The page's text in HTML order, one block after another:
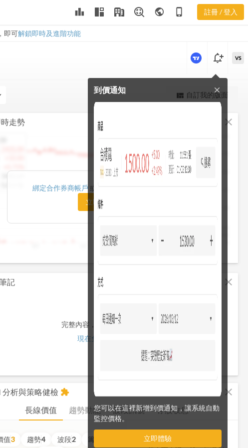
leaderboard public phone_iphone 註冊 / 登入
即可解鎖即時及進階功能
2376
更強大的進階價量圖表
notification_add
到價通知
您可以在這裡新增到價通知，讓系統自動
監控價格。
立即體驗
close
VS
view_quilt 自訂我的版面
走勢 close
13
1420.00
13:30
綁定合作券商帳戶 或「訂閱任一方案」即可解鎖
立即前往訂閱
記 close
完整內容，僅限註冊會員使用
現在免費註冊/登入
分析與策略健檢 close
extension
長線價值 趨勢動能 波段訊號 存股收息
值3 趨勢4 波段2 籌碼 價值3分